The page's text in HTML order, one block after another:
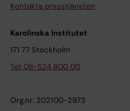
Kontakta presstjänsten
Karolinska Institutet
171 77 Stockholm
Tel: 08-524 800 00
Org.nr: 202100-2973